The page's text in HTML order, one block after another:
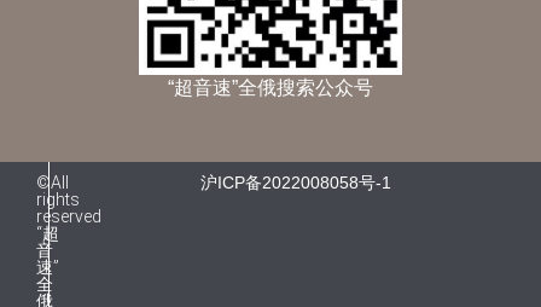
“超音速”全俄搜索公众号
©All
rights
reserved
“超
音
速”
全
俄
沪ICP备2022008058号-1